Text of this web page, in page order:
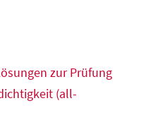
zur Prüfung
(all-